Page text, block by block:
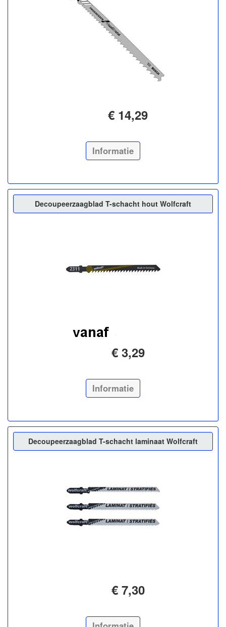
€ 14,29
Informatie
Decoupeerzaagblad T-schacht hout Wolfcraft
€ 3,29
Informatie
Decoupeerzaagblad T-schacht laminaat Wolfcraft
€ 7,30